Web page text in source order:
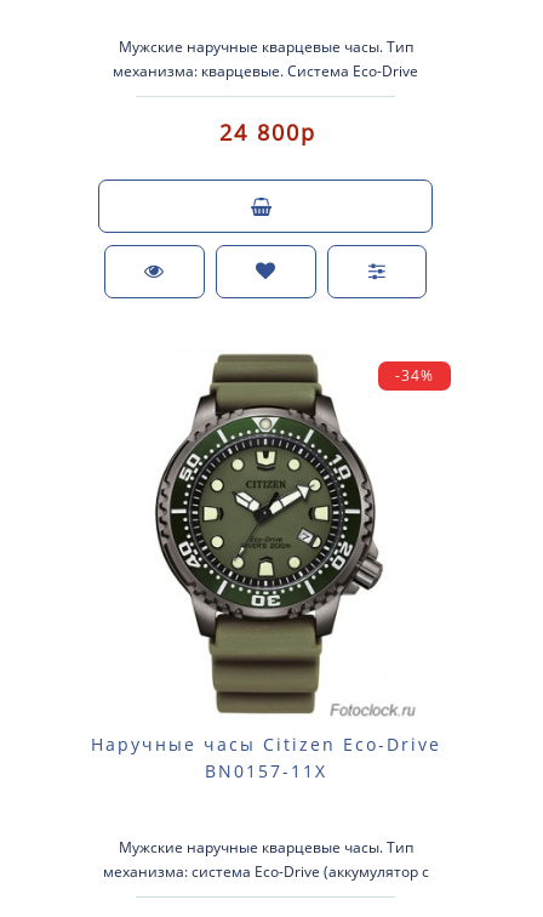
Мужские наручные кварцевые часы. Тип
механизма: кварцевые. Система Eco-Drive
(аккумулятор с питанием от световой энергии)..
24 800р
-34%
Наручные часы Citizen Eco-Drive
BN0157-11X
Мужские наручные кварцевые часы. Тип
механизма: система Eco-Drive (аккумулятор с
питанием от световой энергии). Корпус: не..